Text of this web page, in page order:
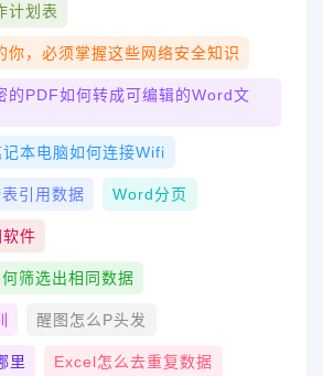
计划表
你，必须掌握这些网络安全知识
的PDF如何转成可编辑的Word文
记本电脑如何连接wifi
引用数据 Word分页
件
筛选出相同数据
醒图怎么p头发
里 Excel怎么去重复数据